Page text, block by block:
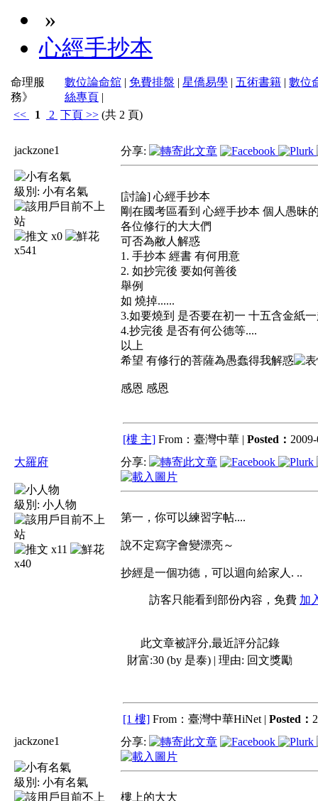
»
心經手抄本
命理服
務》
數位論命舘 | 免費排盤 | 星僑易學 | 五術書籍 | 數位
絲專頁 |
<<
1 2 下頁 >> (共 2 頁)
jackzone1
級別: 小有名氣
x0
x541
分享:
[討論] 心經手抄本
剛在國考區看到 心經手抄本 個人愚昧
各位修行的大大們
可否為敝人解惑
1. 手抄本 經書 有何用意
2. 如抄完後 要如何善後
舉例
如 燒掉......
3.如要燒到 是否要在初一 十五含金紙
4.抄完後 是否有何公德等....
以上
希望 有修行的菩薩為愚蠢得我解惑
感恩 感恩
[樓 主] From：臺灣中華 | Posted：
大羅府
級別: 小人物
x11
x40
分享:
第一，你可以練習字帖....
說不定寫字會變漂亮～
抄經是一個功德，可以迴向給家人. ..
訪客只能看到部份內容，免費 加
此文章被評分,最近評分記錄
財富:30 (by 是泰) | 理由: 回文獎勵
[1 樓] From：臺灣中華HiNet | Posted：
jackzone1
級別: 小有名氣
分享:
樓上的大大